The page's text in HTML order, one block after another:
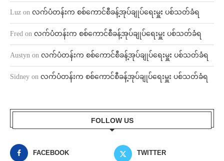
Luz on လက်ပံတန်းက စစ်ကောင်စီခန့်အုပ်ချုပ်ရေးမှူး ပစ်သတ်ခံရ
Fred on လက်ပံတန်းက စစ်ကောင်စီခန့်အုပ်ချုပ်ရေးမှူး ပစ်သတ်ခံရ
Austyn on လက်ပံတန်းက စစ်ကောင်စီခန့်အုပ်ချုပ်ရေးမှူး ပစ်သတ်ခံရ
Sidney on လက်ပံတန်းက စစ်ကောင်စီခန့်အုပ်ချုပ်ရေးမှူး ပစ်သတ်ခံရ
FOLLOW US
FACEBOOK TWITTER